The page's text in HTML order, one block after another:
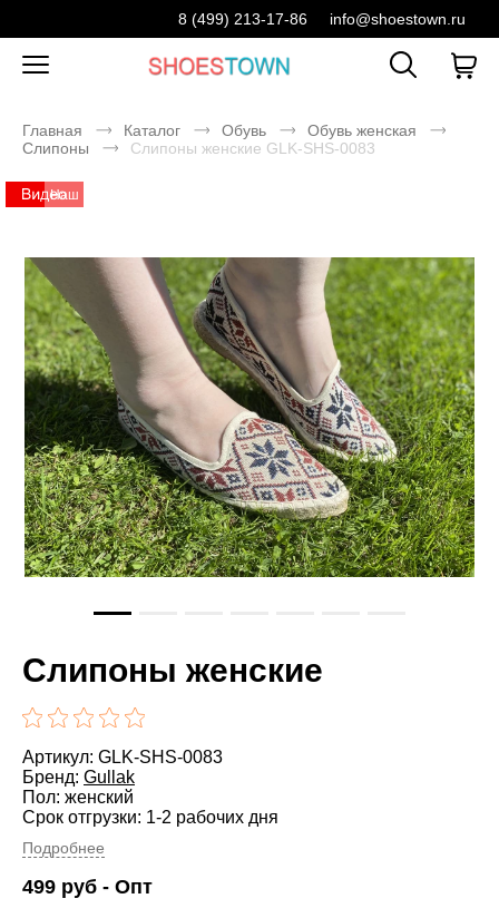
8 (499) 213-17-86 info@shoestown.ru
Главная Каталог Обувь
Обувь женская
Слипоны
Слипоны женские GLK-SHS-0083
Наш
склад
Слипоны женские
Артикул: GLK-SHS-0083
Бренд: Gullak
Пол: женский
Срок отгрузки: 1-2 рабочих дня
Подробнее
499 руб - Опт